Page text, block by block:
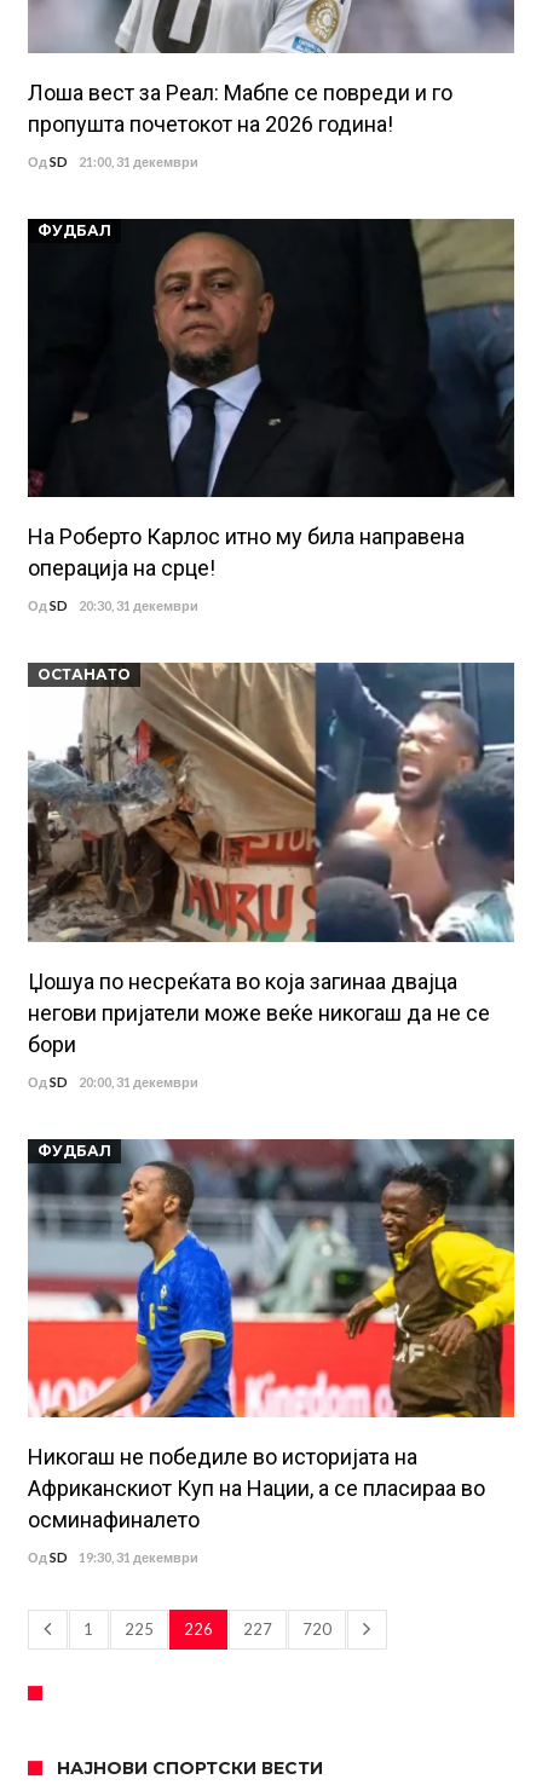
Лоша вест за Реал: Мабпе се повреди и го
пропушта почетокот на 2026 година!
Од SD 21:00, 31 декември
ФУДБАЛ
На Роберто Карлос итно му била направена
операција на срце!
Од SD 20:30, 31 декември
ОСТАНАТО
Џошуа по несреќата во која загинаа двајца
негови пријатели може веќе никогаш да не се
бори
Од SD 20:00, 31 декември
ФУДБАЛ
Никогаш не победиле во историјата на
Африканскиот Куп на Нации, а се пласираа во
осминафиналето
Од SD 19:30, 31 декември
1 225 226 227 720
НАЈНОВИ СПОРТСКИ ВЕСТИ